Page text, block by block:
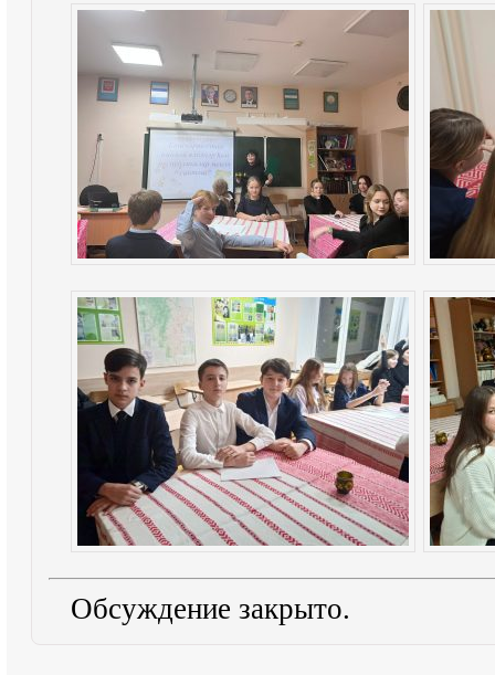
Обсуждение закрыто.